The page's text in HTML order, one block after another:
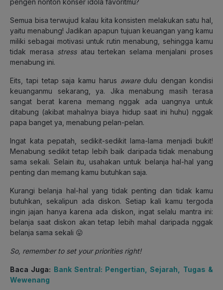
Semua bisa terwujud kalau kita konsisten melakukan satu hal,
yaitu menabung! Jadikan apapun tujuan keuangan yang kamu
miliki sebagai motivasi untuk rutin menabung, sehingga kamu
tidak merasa stress atau tertekan selama menjalani proses
menabung ini.
Eits, tapi tetap saja kamu harus aware dulu dengan kondisi
keuanganmu sekarang, ya. Jika menabung masih terasa
sangat berat karena memang nggak ada uangnya untuk
ditabung (akibat mahalnya biaya hidup saat ini huhu) nggak
papa banget ya, menabung pelan-pelan.
Ingat kata pepatah, sedikit-sedikit lama-lama menjadi bukit!
Menabung sedikit tetap lebih baik daripada tidak menabung
sama sekali. Selain itu, usahakan untuk belanja hal-hal yang
penting dan memang kamu butuhkan saja.
Kurangi belanja hal-hal yang tidak penting dan tidak kamu
butuhkan, sekalipun ada diskon. Setiap kali kamu tergoda
ingin jajan hanya karena ada diskon, ingat selalu mantra ini:
belanja saat diskon akan tetap lebih mahal daripada nggak
belanja sama sekali 😛
So, remember to set your priorities right!
Baca Juga: Bank Sentral: Pengertian, Sejarah, Tugas &
Wewenang